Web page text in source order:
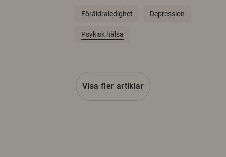
Föräldraledighet Depression
Psykisk hälsa
Visa fler artiklar